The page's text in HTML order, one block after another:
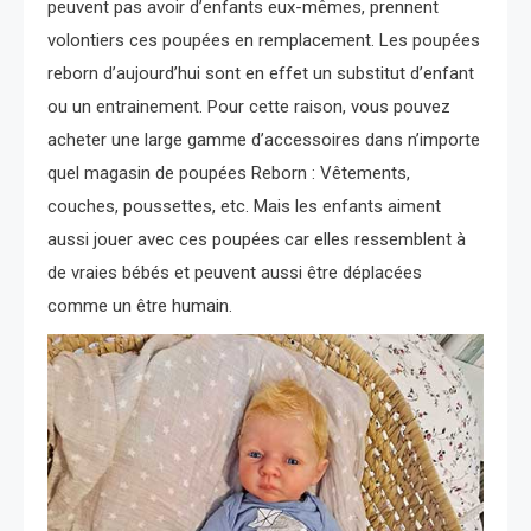
peuvent pas avoir d’enfants eux-mêmes, prennent
volontiers ces poupées en remplacement. Les poupées
reborn d’aujourd’hui sont en effet un substitut d’enfant
ou un entrainement. Pour cette raison, vous pouvez
acheter une large gamme d’accessoires dans n’importe
quel magasin de poupées Reborn : Vêtements,
couches, poussettes, etc. Mais les enfants aiment
aussi jouer avec ces poupées car elles ressemblent à
de vraies bébés et peuvent aussi être déplacées
comme un être humain.